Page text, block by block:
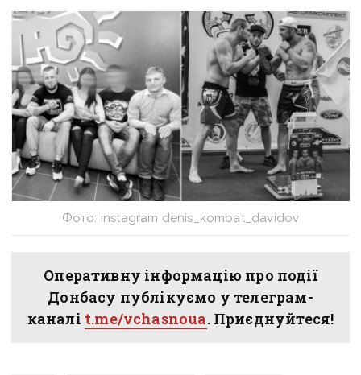
Фото: instagram denis_kombat_davidov
Оперативну інформацію про події
Донбасу публікуємо у телеграм-
каналі t.me/vchasnoua. Приєднуйтеся!